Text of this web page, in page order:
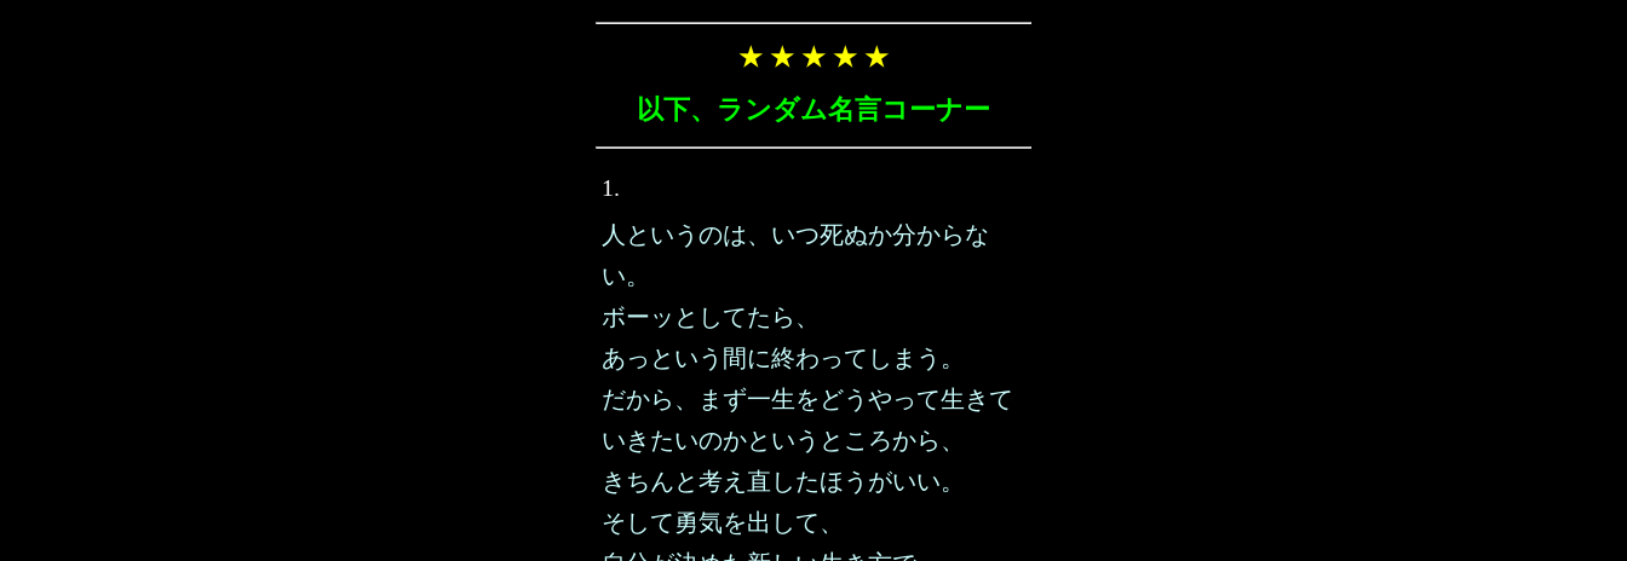
★ ★ ★ ★ ★
以下、ランダム名言コーナー
1.
人というのは、いつ死ぬか分からな
い。
ボーッとしてたら、
あっという間に終わってしまう。
だから、まず一生をどうやって生きて
いきたいのかというところから、
きちんと考え直したほうがいい。
そして勇気を出して、